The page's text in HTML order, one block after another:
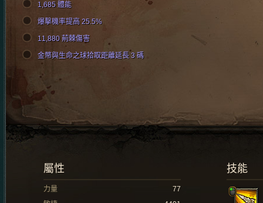
1,685 體能
爆擊機率提高 25.5%
11,880 荊棘傷害
金幣與生命之球拾取距離延長 3 碼
技能
屬性
力量
77